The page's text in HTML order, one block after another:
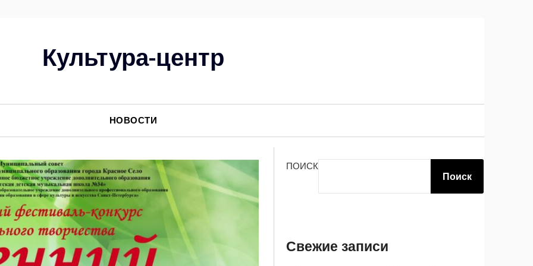
Культура-центр
НОВОСТИ
ПОИСК
Поиск
Свежие записи